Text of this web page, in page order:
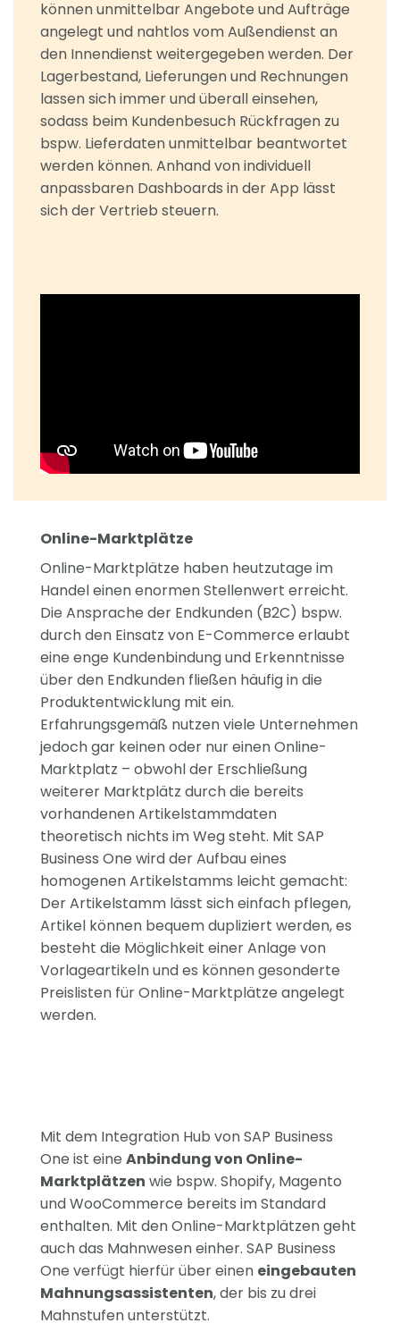
können unmittelbar Angebote und Aufträge
angelegt und nahtlos vom Außendienst an
den Innendienst weitergegeben werden. Der
Lagerbestand, Lieferungen und Rechnungen
lassen sich immer und überall einsehen,
sodass beim Kundenbesuch Rückfragen zu
bspw. Lieferdaten unmittelbar beantwortet
werden können. Anhand von individuell
anpassbaren Dashboards in der App lässt
sich der Vertrieb steuern.
Online-Marktplätze
Online-Marktplätze haben heutzutage im
Handel einen enormen Stellenwert erreicht.
Die Ansprache der Endkunden (B2C) bspw.
durch den Einsatz von E-Commerce erlaubt
eine enge Kundenbindung und Erkenntnisse
über den Endkunden fließen häufig in die
Produktentwicklung mit ein.
Erfahrungsgemäß nutzen viele Unternehmen
jedoch gar keinen oder nur einen Online-
Marktplatz – obwohl der Erschließung
weiterer Marktplätz durch die bereits
vorhandenen Artikelstammdaten
theoretisch nichts im Weg steht. Mit SAP
Business One wird der Aufbau eines
homogenen Artikelstamms leicht gemacht:
Der Artikelstamm lässt sich einfach pflegen,
Artikel können bequem dupliziert werden, es
besteht die Möglichkeit einer Anlage von
Vorlageartikeln und es können gesonderte
Preislisten für Online-Marktplätze angelegt
werden.
Mit dem Integration Hub von SAP Business
One ist eine Anbindung von Online-
Marktplätzen wie bspw. Shopify, Magento
und WooCommerce bereits im Standard
enthalten. Mit den Online-Marktplätzen geht
auch das Mahnwesen einher. SAP Business
One verfügt hierfür über einen eingebauten
Mahnungsassistenten, der bis zu drei
Mahnstufen unterstützt.